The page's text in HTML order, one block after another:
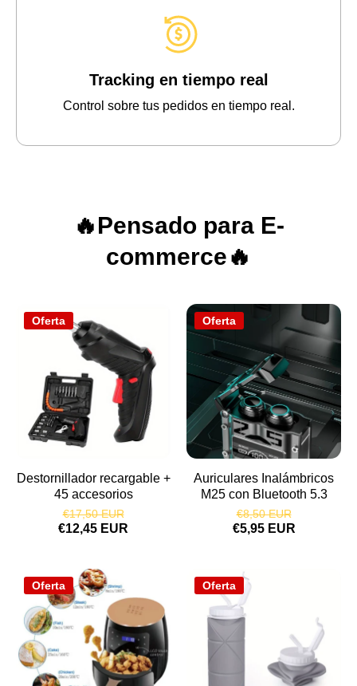
Tracking en tiempo real
Control sobre tus pedidos en tiempo real.
🔥Pensado para E-
commerce🔥
Oferta
Destornillador recargable +
45 accesorios
€17,50 EUR
€12,45 EUR
Oferta
Auriculares Inalámbricos
M25 con Bluetooth 5.3
€8,50 EUR
€5,95 EUR
Oferta Oferta